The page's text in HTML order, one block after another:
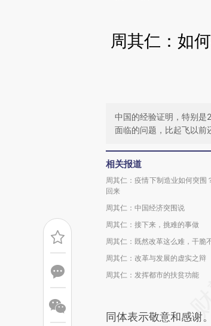
周其仁：如
中国的经验证明，特别
面临的问题，比起飞以前
相关报道
周其仁：疫情下制造业如何突围
回来
周其仁：中国经济突围说
周其仁：接下来，挑难的事做
周其仁：既然改革这么难，干脆
周其仁：改革与发展的虚实之辩
周其仁：发挥都市的扶贫功能
同体表示敬意和感谢。